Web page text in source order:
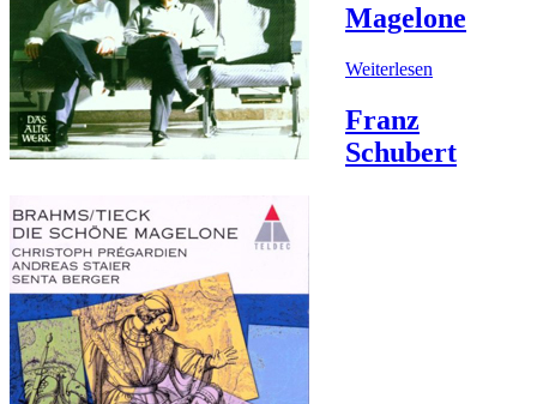
Magelone
Weiterlesen
Franz
Schubert